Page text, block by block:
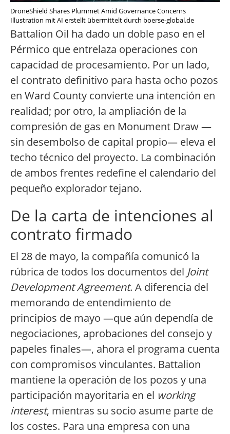
DroneShield Shares Plummet Amid Governance Concerns
Illustration mit AI erstellt übermittelt durch boerse-global.de
Battalion Oil ha dado un doble paso en el
Pérmico que entrelaza operaciones con
capacidad de procesamiento. Por un lado,
el contrato definitivo para hasta ocho pozos
en Ward County convierte una intención en
realidad; por otro, la ampliación de la
compresión de gas en Monument Draw —
sin desembolso de capital propio— eleva el
techo técnico del proyecto. La combinación
de ambos frentes redefine el calendario del
pequeño explorador tejano.
De la carta de intenciones al
contrato firmado
El 28 de mayo, la compañía comunicó la
rúbrica de todos los documentos del Joint
Development Agreement. A diferencia del
memorando de entendimiento de
principios de mayo —que aún dependía de
negociaciones, aprobaciones del consejo y
papeles finales—, ahora el programa cuenta
con compromisos vinculantes. Battalion
mantiene la operación de los pozos y una
participación mayoritaria en el working
interest, mientras su socio asume parte de
los costes. Para una empresa con una